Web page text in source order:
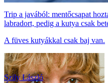
Trip a javából: mentőcsapat
labradort, pedig a kutya csak
A füves kutyákkal csak baj van.
Szily László